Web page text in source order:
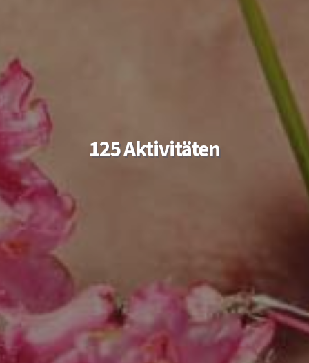
125 Aktivitäten